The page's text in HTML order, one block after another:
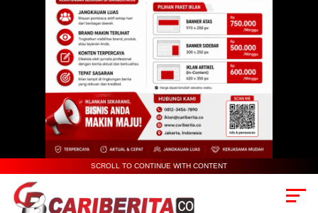
SCROLL TO CONTINUE WITH CONTENT